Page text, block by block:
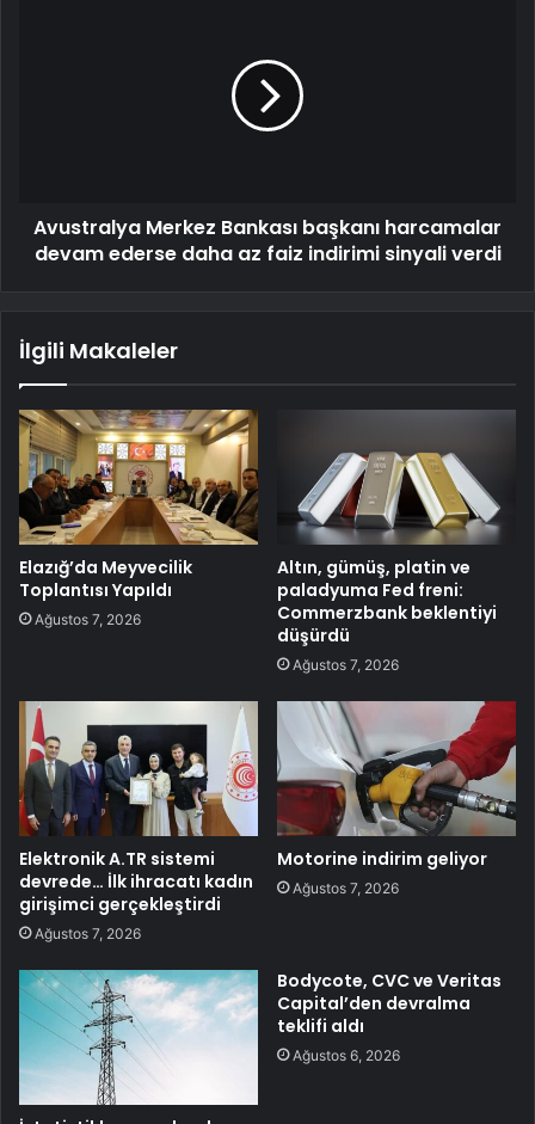
Avustralya Merkez Bankası başkanı harcamalar
devam ederse daha az faiz indirimi sinyali verdi
İlgili Makaleler
Elazığ’da Meyvecilik
Toplantısı Yapıldı
Ağustos 7, 2026
Altın, gümüş, platin ve
paladyuma Fed freni:
Commerzbank beklentiyi
düşürdü
Ağustos 7, 2026
Elektronik A.TR sistemi
devrede… İlk ihracatı kadın
girişimci gerçekleştirdi
Ağustos 7, 2026
Motorine indirim geliyor
Ağustos 7, 2026
Bodycote, CVC ve Veritas
Capital’den devralma
teklifi aldı
Ağustos 6, 2026